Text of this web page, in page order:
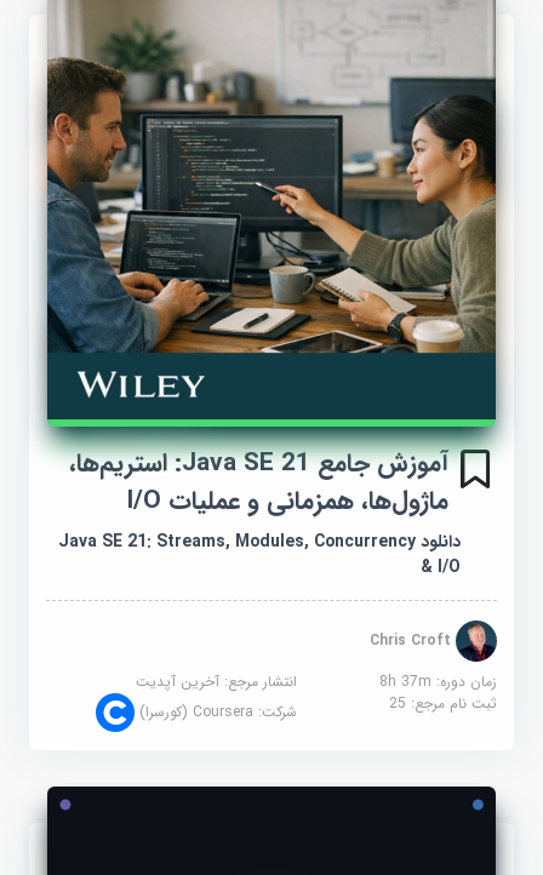
آموزش جامع Java SE 21: استریم‌ها،
ماژول‌ها، همزمانی و عملیات I/O
دانلود Java SE 21: Streams, Modules, Concurrency
& I/O
Chris Croft
زمان دوره: 8h 37m
انتشار مرجع:آخرین آپدیت
ثبت نام مرجع:25 شرکت:Coursera (کورسرا)